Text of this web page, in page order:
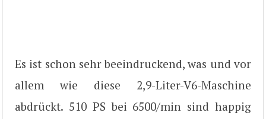
Es ist schon sehr beeindruckend, was und vor
allem wie diese 2,9-Liter-V6-Maschine
abdrückt. 510 PS bei 6500/min sind happig